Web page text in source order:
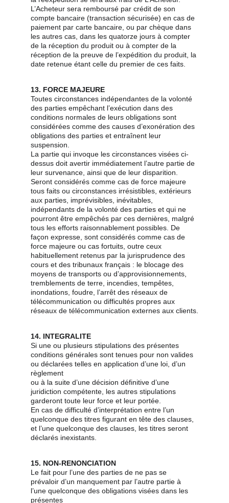
L’Acheteur sera remboursé par crédit de son
compte bancaire (transaction sécurisée) en cas de
paiement par carte bancaire, ou par chèque dans
les autres cas, dans les quatorze jours à compter
de la réception du produit ou à compter de la
réception de la preuve de l’expédition du produit, la
date retenue étant celle du premier de ces faits.
13. FORCE MAJEURE
Toutes circonstances indépendantes de la volonté
des parties empêchant l’exécution dans des
conditions normales de leurs obligations sont
considérées comme des causes d’exonération des
obligations des parties et entraînent leur
suspension.
La partie qui invoque les circonstances visées ci-
dessus doit avertir immédiatement l’autre partie de
leur survenance, ainsi que de leur disparition.
Seront considérés comme cas de force majeure
tous faits ou circonstances irrésistibles, extérieurs
aux parties, imprévisibles, inévitables,
indépendants de la volonté des parties et qui ne
pourront être empêchés par ces dernières, malgré
tous les efforts raisonnablement possibles. De
façon expresse, sont considérés comme cas de
force majeure ou cas fortuits, outre ceux
habituellement retenus par la jurisprudence des
cours et des tribunaux français : le blocage des
moyens de transports ou d’approvisionnements,
tremblements de terre, incendies, tempêtes,
inondations, foudre, l’arrêt des réseaux de
télécommunication ou difficultés propres aux
réseaux de télécommunication externes aux clients.
14. INTEGRALITE
Si une ou plusieurs stipulations des présentes
conditions générales sont tenues pour non valides
ou déclarées telles en application d’une loi, d’un
règlement
ou à la suite d’une décision définitive d’une
juridiction compétente, les autres stipulations
garderont toute leur force et leur portée.
En cas de difficulté d’interprétation entre l’un
quelconque des titres figurant en tête des clauses,
et l’une quelconque des clauses, les titres seront
déclarés inexistants.
15. NON-RENONCIATION
Le fait pour l’une des parties de ne pas se
prévaloir d’un manquement par l’autre partie à
l’une quelconque des obligations visées dans les
présentes